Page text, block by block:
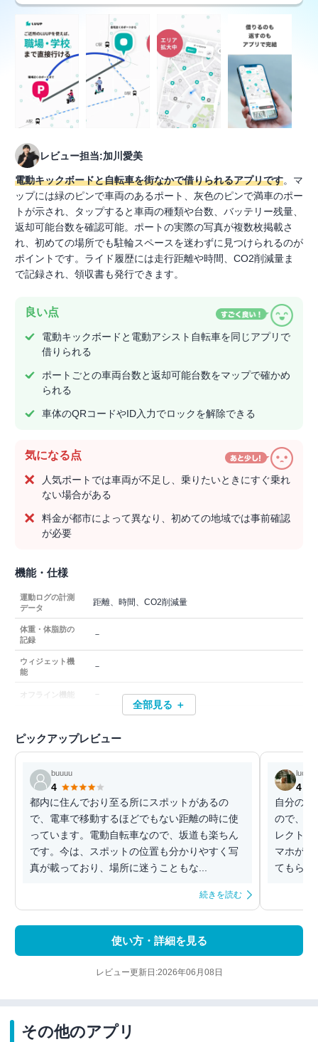
レビュー担当:加川愛美
電動キックボードと自転車を街なかで借りられるアプリです。マ
ップには緑のピンで車両のあるポート、灰色のピンで満車のポー
トが示され、タップすると車両の種類や台数、バッテリー残量、
返却可能台数を確認可能。ポートの実際の写真が複数枚掲載さ
れ、初めての場所でも駐輪スペースを迷わずに見つけられるのが
ポイントです。ライド履歴には走行距離や時間、CO2削減量ま
で記録され、領収書も発行できます。
良い点
電動キックボードと電動アシスト自転車を同じアプリで
借りられる
ポートごとの車両台数と返却可能台数をマップで確かめ
られる
車体のQRコードやID入力でロックを解除できる
気になる点
人気ポートでは車両が不足し、乗りたいときにすぐ乗れ
ない場合がある
料金が都市によって異なり、初めての地域では事前確認
が必要
機能・仕様
運動ログの計測
データ
距離、時間、CO2削減量
体重・体脂肪の
記録
－
ウィジェット機
能
－
オフライン機能 －
全部見る ＋
ピックアップレビュー
buuuu
4
都内に住んでおり至る所にスポットがあるの
で、電車で移動するほどでもない距離の時に使
っています。電動自転車なので、坂道も楽ちん
です。今は、スポットの位置も分かりやすく写
真が載っており、場所に迷うこともな...
続きを読む
lucy
4
自分の
ので、駅
レクト
マホが壊
てもらえ
使い方・詳細を見る
レビュー更新日:2026年06月08日
その他のアプリ